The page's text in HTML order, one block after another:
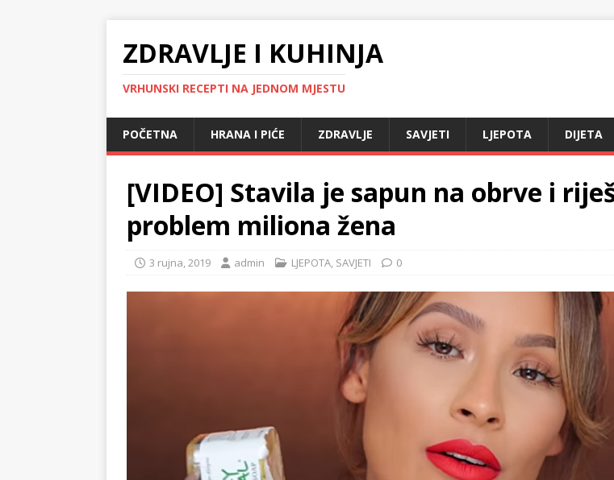
ZDRAVLJE I KUHINJA
VRHUNSKI RECEPTI NA JEDNOM MJESTU
POČETNA HRANA I PIĆE ZDRAVLJE SAVJETI LJEPOTA DIJETA
[VIDEO] Stavila je sapun na obrve i
problem miliona žena
3 rujna, 2019 admin LJEPOTA, SAVJETI 0